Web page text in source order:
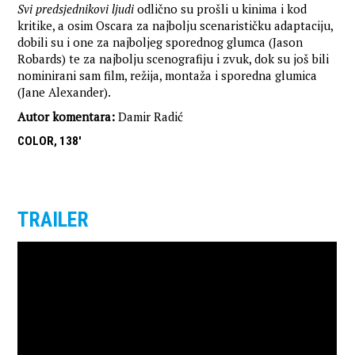
Svi predsjednikovi ljudi odlično su prošli u kinima i kod
kritike, a osim Oscara za najbolju scenarističku adaptaciju,
dobili su i one za najboljeg sporednog glumca (Jason
Robards) te za najbolju scenografiju i zvuk, dok su još bili
nominirani sam film, režija, montaža i sporedna glumica
(Jane Alexander).
Autor komentara: Damir Radić
COLOR, 138'
TRAILER